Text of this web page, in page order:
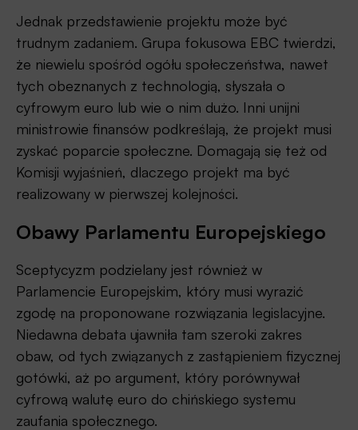
Jednak przedstawienie projektu może być
trudnym zadaniem. Grupa fokusowa EBC twierdzi,
że ​​niewielu spośród ogółu społeczeństwa, nawet
tych obeznanych z technologią, słyszała o
cyfrowym euro lub wie o nim dużo. Inni unijni
ministrowie finansów podkreślają, że projekt musi
zyskać poparcie społeczne. Domagają się też od
Komisji wyjaśnień, dlaczego projekt ma być
realizowany w pierwszej kolejności.
Obawy Parlamentu Europejskiego
Sceptycyzm podzielany jest również w
Parlamencie Europejskim, który musi wyrazić
zgodę na proponowane rozwiązania legislacyjne.
Niedawna debata ujawniła tam szeroki zakres
obaw, od tych związanych z zastąpieniem fizycznej
gotówki, aż po argument, który porównywał
cyfrową walutę euro do chińskiego systemu
zaufania społecznego.